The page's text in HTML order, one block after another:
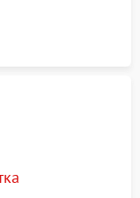
на экран,
системных